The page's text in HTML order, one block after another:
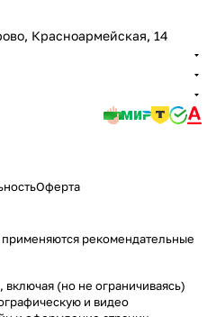
Красноармейская, 14
Оферта
рекомендательные
(но не ограничиваясь)
и видео